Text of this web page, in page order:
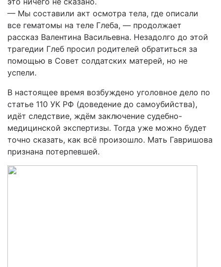
— Мы составили акт осмотра тела, где описали
все гематомы на теле Глеба, — продолжает
рассказ Валентина Васильевна. Незадолго до этой
трагедии Глеб просил родителей обратиться за
помощью в Совет солдатских матерей, но не
успели.
В настоящее время возбуждено уголовное дело по
статье 110 УК РФ (доведение до самоубийства),
идёт следствие, ждём заключение судебно-
медицинской экспертизы. Тогда уже можно будет
точно сказать, как всё произошло. Мать Гавришова
признана потерпевшей.